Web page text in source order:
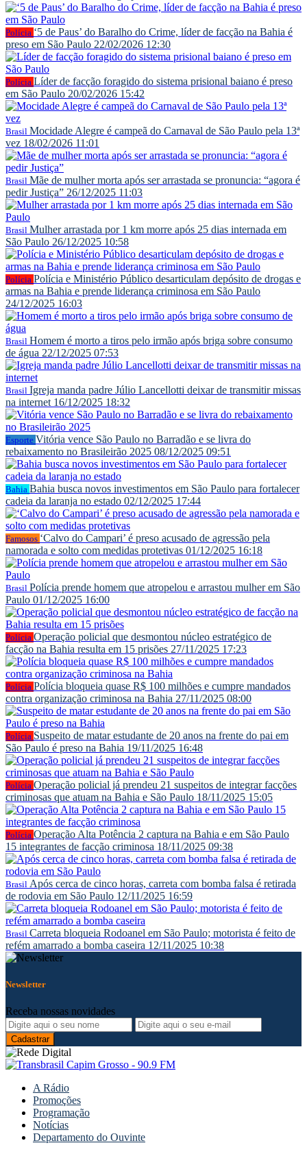
Polícia ‘5 de Paus’ do Baralho do Crime, líder de facção na Bahia é
preso em São Paulo 22/02/2026 12:30
Polícia Líder de facção foragido do sistema prisional baiano é preso
em São Paulo 20/02/2026 15:42
Brasil Mocidade Alegre é campeã do Carnaval de São Paulo pela 13ª
vez 18/02/2026 11:01
Brasil Mãe de mulher morta após ser arrastada se pronuncia: “agora é
pedir Justiça” 26/12/2025 11:03
Brasil Mulher arrastada por 1 km morre após 25 dias internada em
São Paulo 26/12/2025 10:58
Polícia Polícia e Ministério Público desarticulam depósito de drogas e
armas na Bahia e prende liderança criminosa em São Paulo
24/12/2025 16:03
Brasil Homem é morto a tiros pelo irmão após briga sobre consumo
de água 22/12/2025 07:53
Brasil Igreja manda padre Júlio Lancellotti deixar de transmitir missas
na internet 16/12/2025 18:32
Esporte Vitória vence São Paulo no Barradão e se livra do
rebaixamento no Brasileirão 2025 08/12/2025 09:51
Bahia Bahia busca novos investimentos em São Paulo para fortalecer
cadeia da laranja no estado 02/12/2025 17:44
Famosos ‘Calvo do Campari’ é preso acusado de agressão pela
namorada e solto com medidas protetivas 01/12/2025 16:18
Brasil Polícia prende homem que atropelou e arrastou mulher em São
Paulo 01/12/2025 16:00
Polícia Operação policial que desmontou núcleo estratégico de
facção na Bahia resulta em 15 prisões 27/11/2025 17:23
Polícia Polícia bloqueia quase R$ 100 milhões e cumpre mandados
contra organização criminosa na Bahia 27/11/2025 08:00
Polícia Suspeito de matar estudante de 20 anos na frente do pai em
São Paulo é preso na Bahia 19/11/2025 16:48
Polícia Operação policial já prendeu 21 suspeitos de integrar facções
criminosas que atuam na Bahia e São Paulo 18/11/2025 15:05
Polícia Operação Alta Potência 2 captura na Bahia e em São Paulo
15 integrantes de facção criminosa 18/11/2025 09:38
Brasil Após cerca de cinco horas, carreta com bomba falsa é retirada
de rodovia em São Paulo 12/11/2025 16:59
Brasil Carreta bloqueia Rodoanel em São Paulo; motorista é feito de
refém amarrado a bomba caseira 12/11/2025 10:38
Newsletter
Receba nossas novidades
A Rádio
Promoções
Programação
Notícias
Departamento do Ouvinte